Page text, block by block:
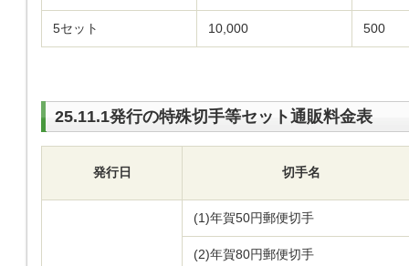
5セット 10,000 500
25.11.1発行の特殊切手等セット通販料金表
発行日 切手名
(1)年賀50円郵便切手
(2)年賀80円郵便切手